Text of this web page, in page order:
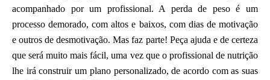
acompanhado por um profissional. A perda de peso é um
processo demorado, com altos e baixos, com dias de motivação
e outros de desmotivação. Mas faz parte! Peça ajuda e de certeza
que será muito mais fácil, uma vez que o profissional de nutrição
lhe irá construir um plano personalizado, de acordo com as suas